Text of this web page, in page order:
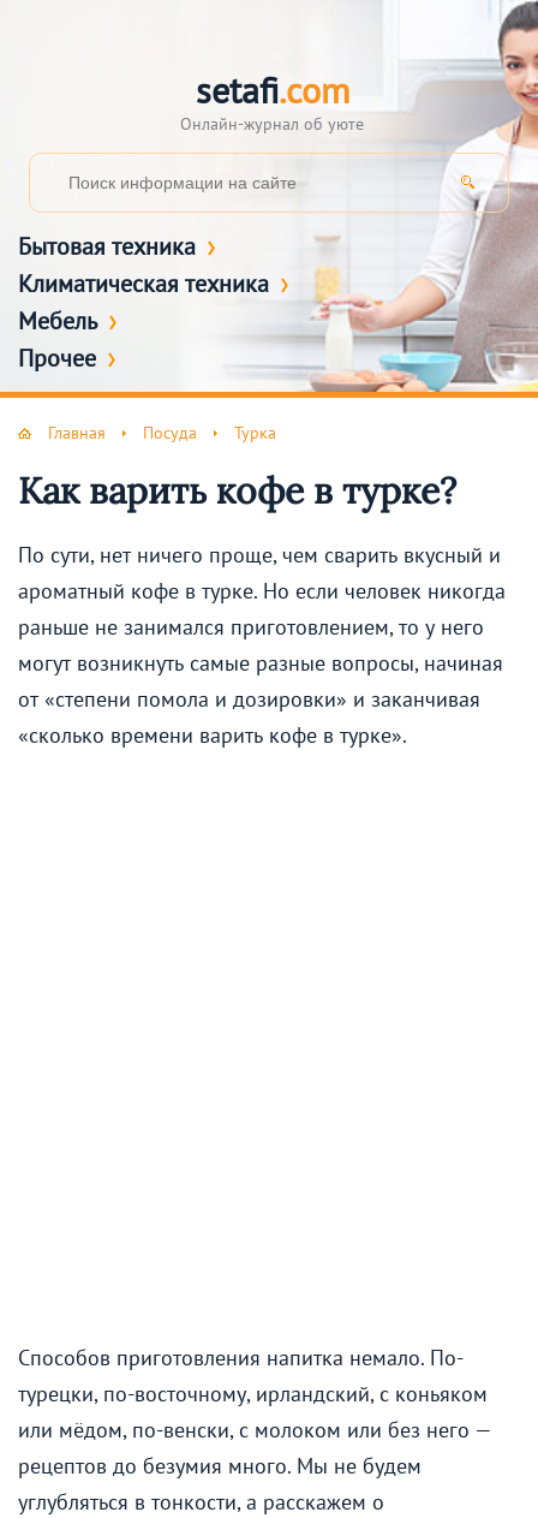
setafi.com
Онлайн-журнал об уюте
Бытовая техника
Климатическая техника
Мебель
Прочее
Главная Посуда Турка
Как варить кофе в турке?
По сути, нет ничего проще, чем сварить вкусный и
ароматный кофе в турке. Но если человек никогда
раньше не занимался приготовлением, то у него
могут возникнуть самые разные вопросы, начиная
от «степени помола и дозировки» и заканчивая
«сколько времени варить кофе в турке».
Способов приготовления напитка немало. По-
турецки, по-восточному, ирландский, с коньяком
или мёдом, по-венски, с молоком или без него —
рецептов до безумия много. Мы не будем
углубляться в тонкости, а расскажем о